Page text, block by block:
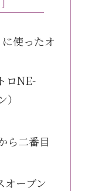
使ったオ
ロNE-
ら二番目
オーブン